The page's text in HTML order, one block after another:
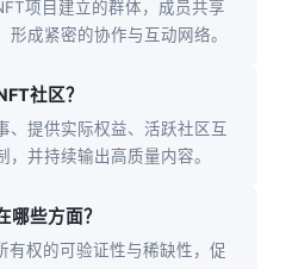
项目建立的群体，成员共享
形成紧密的协作与互动网络。
社区？
、提供实际权益、活跃社区互
并持续输出高质量内容。
哪些方面？
有权的可验证性与稀缺性，促